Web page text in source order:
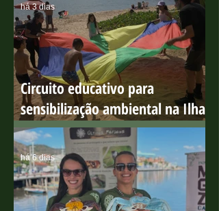
Circuito educativo para
sensibilização ambiental na Ilha
do Boi
há 3 dias
há 6 dias